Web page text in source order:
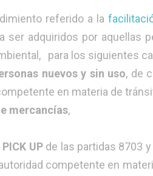
referido a la
ser adquiridos por aquellas
para los siguientes
nuevos y sin uso, de
en materia de
mercancías,
UPde las partidas 8703
competente en